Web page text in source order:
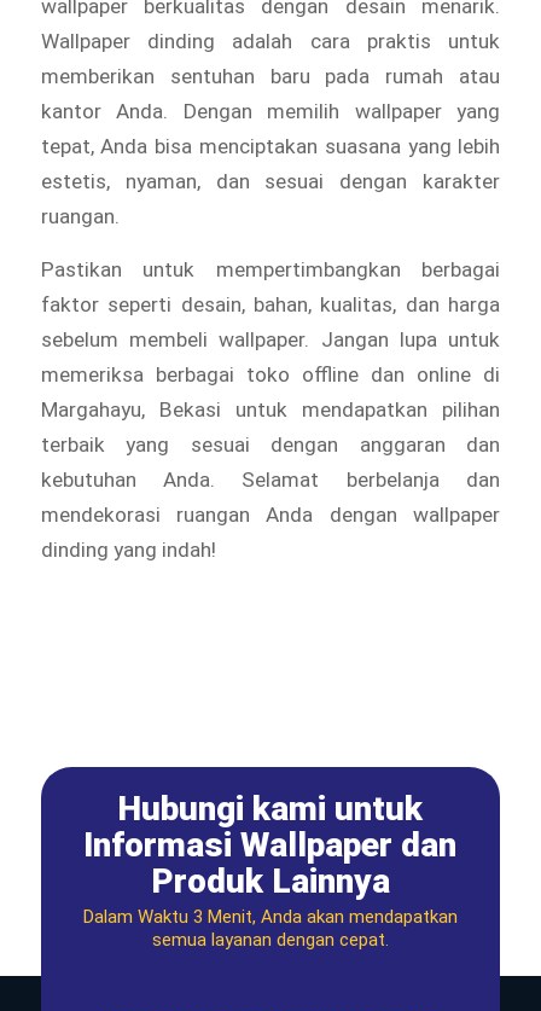
wallpaper berkualitas dengan desain menarik.
Wallpaper dinding adalah cara praktis untuk
memberikan sentuhan baru pada rumah atau
kantor Anda. Dengan memilih wallpaper yang
tepat, Anda bisa menciptakan suasana yang lebih
estetis, nyaman, dan sesuai dengan karakter
ruangan.
Pastikan untuk mempertimbangkan berbagai
faktor seperti desain, bahan, kualitas, dan harga
sebelum membeli wallpaper. Jangan lupa untuk
memeriksa berbagai toko offline dan online di
Margahayu, Bekasi untuk mendapatkan pilihan
terbaik yang sesuai dengan anggaran dan
kebutuhan Anda. Selamat berbelanja dan
mendekorasi ruangan Anda dengan wallpaper
dinding yang indah!
Hubungi kami untuk
Informasi Wallpaper dan
Produk Lainnya
Dalam Waktu 3 Menit, Anda akan mendapatkan
semua layanan dengan cepat.